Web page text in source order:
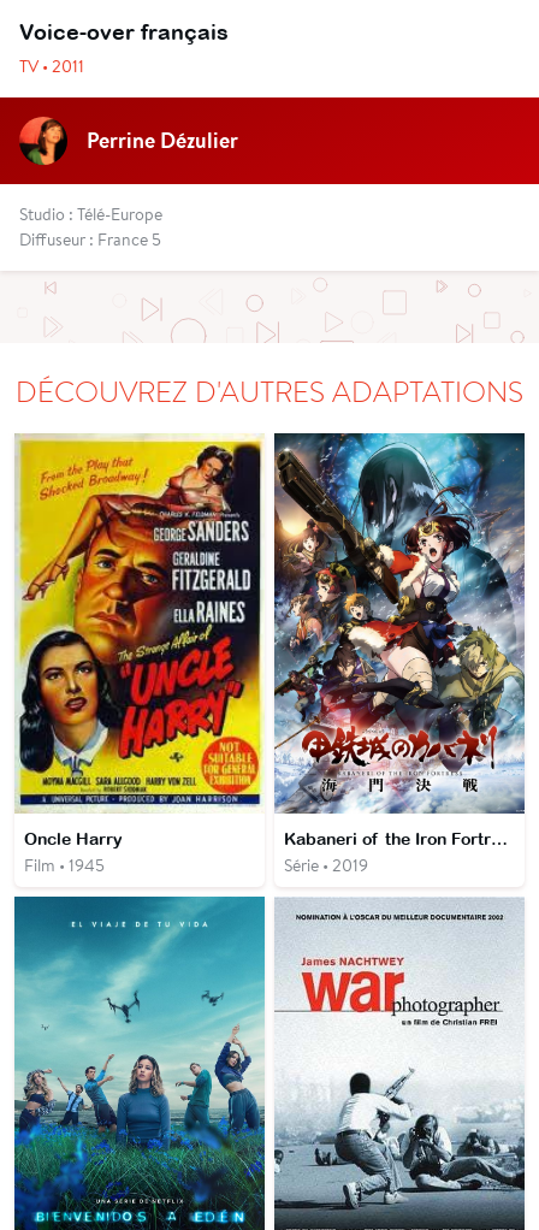
Voice-over français
TV • 2011
Perrine Dézulier
Studio : Télé-Europe
Diffuseur : France 5
DÉCOUVREZ D'AUTRES ADAPTATIONS
Oncle Harry
Film • 1945
Kabaneri of the Iron Fortress: The Battle of Unato
Série • 2019